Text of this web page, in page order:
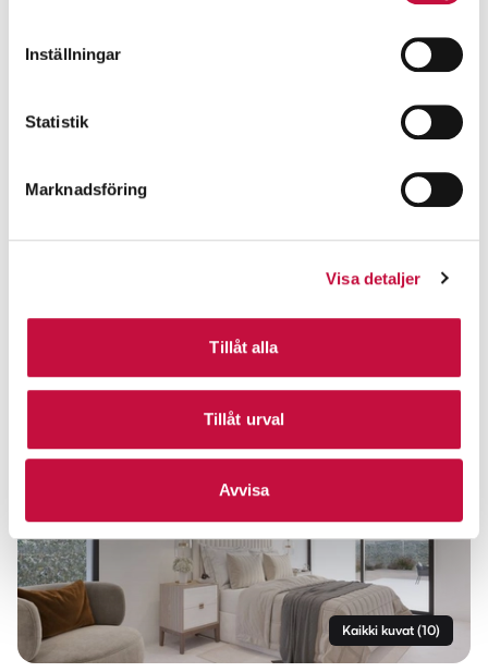
Inställningar
Statistik
Marknadsföring
Visa detaljer
Tillåt alla
Tillåt urval
Avvisa
Kaikki kuvat (10)